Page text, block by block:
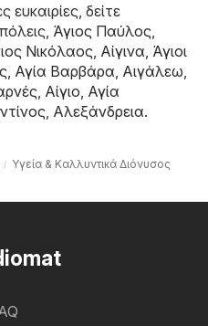
δείτε
Άγιος Παύλος
Νικόλαος Αίγινα Άγιοι
Αγία Βαρβάρα Αιγάλεω
Αίγιο Αγία
Αλεξάνδρεια.
Υγεία & Καλλυντικά Διόνυσος